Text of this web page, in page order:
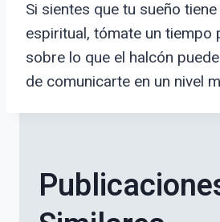
Si sientes que tu sueño
espiritual, tómate un tiempo
sobre lo que el halcón
de comunicarte en un nivel